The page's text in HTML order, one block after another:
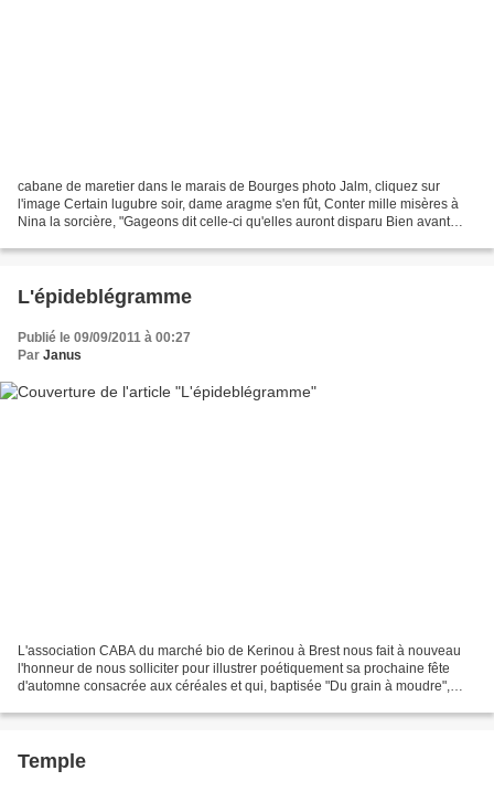
cabane de maretier dans le marais de Bourges photo Jalm, cliquez sur
l'image Certain lugubre soir, dame aragme s'en fût, Conter mille misères à
Nina la sorcière, "Gageons dit celle-ci qu'elles auront disparu Bien avant
L'épideblégramme
Publié le 09/09/2011 à 00:27
Par Janus
L'association CABA du marché bio de Kerinou à Brest nous fait à nouveau
l'honneur de nous solliciter pour illustrer poétiquement sa prochaine fête
d'automne consacrée aux céréales et qui, baptisée "Du grain à moudre",
Temple